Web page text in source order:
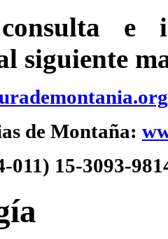
e
siguiente
de Montaña:
011) 15-3093-